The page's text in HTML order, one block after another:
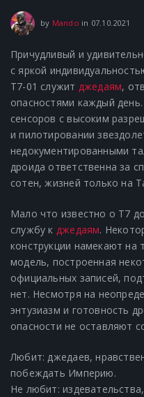
by Mando in 07.10.2021
Причудливый и
с яркой
T7-01 служит джедаям,
опасностями каждый
сенсоров с высоким
и пилотировании
недокументированными
дроида ответственна за
сотен, жизней только на
Мало что известно о T7
службу к джедаям.
конструкции намекают на
модель, построенная
официальных записей,
нет. Несмотря на
энтузиазм и готовность
опасности не оставляют
Любит: джедаев,
побеждать Империю.
Не любит: